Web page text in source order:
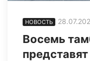
НОВОСТЬ
Восемь